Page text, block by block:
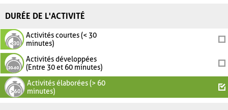
DURÉE DE L'ACTIVITÉ
Activités courtes (< 30
minutes)
Activités développées
(Entre 30 et 60 minutes)
Activités élaborées (> 60
minutes)